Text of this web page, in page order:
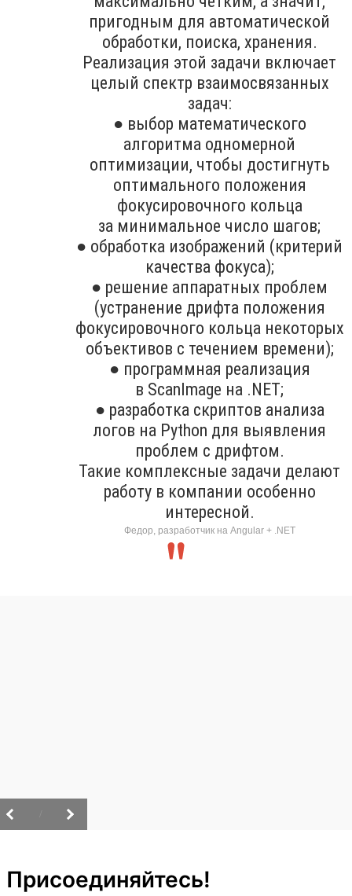
пригодным для автоматической
обработки, поиска, хранения.
Реализация этой задачи включает
целый спектр взаимосвязанных
задач:
● выбор математического
алгоритма одномерной
оптимизации, чтобы достигнуть
оптимального положения
фокусировочного кольца
за минимальное число шагов;
● обработка изображений (критерий
качества фокуса);
● решение аппаратных проблем
(устранение дрифта положения
фокусировочного кольца некоторых
объективов с течением времени);
● программная реализация
в ScanImage на .NET;
● разработка скриптов анализа
логов на Python для выявления
проблем с дрифтом.
Такие комплексные задачи делают
работу в компании особенно
интересной.
Федор, разработчик на Angular + .NET
Присоединяйтесь!